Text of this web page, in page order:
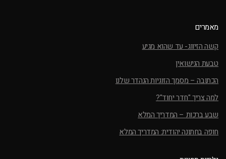
מאמרים
קשה הזיווג- עד שהוא מגיע
טבעת הנישואין
הכתובה – מסמך הזוגיות הנהדר שלנו
למה צריך "חדר יחוד"?
שבע ברכות – המדריך המלא
חופה בחתונה יהודית: המדריך המלא